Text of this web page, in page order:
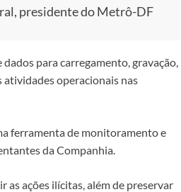
presidente do Metrô-DF
para carregamento, gravação,
atividades operacionais nas
ferramenta de monitoramento e
da Companhia.
as ações ilícitas, além de preservar